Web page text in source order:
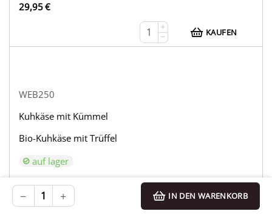
+
− IN DEN WARENKORB
29,95€
+
−
KAUFEN
WEB250
Kuhkäse mit Kümmel
Bio-Kuhkäse mit Trüffel
auf lager
33,95€
+
KAUFEN